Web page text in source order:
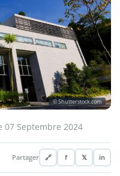
© Shutterstock.com
07 Septembre 2024
Partager 🔗 f 𝕏 in